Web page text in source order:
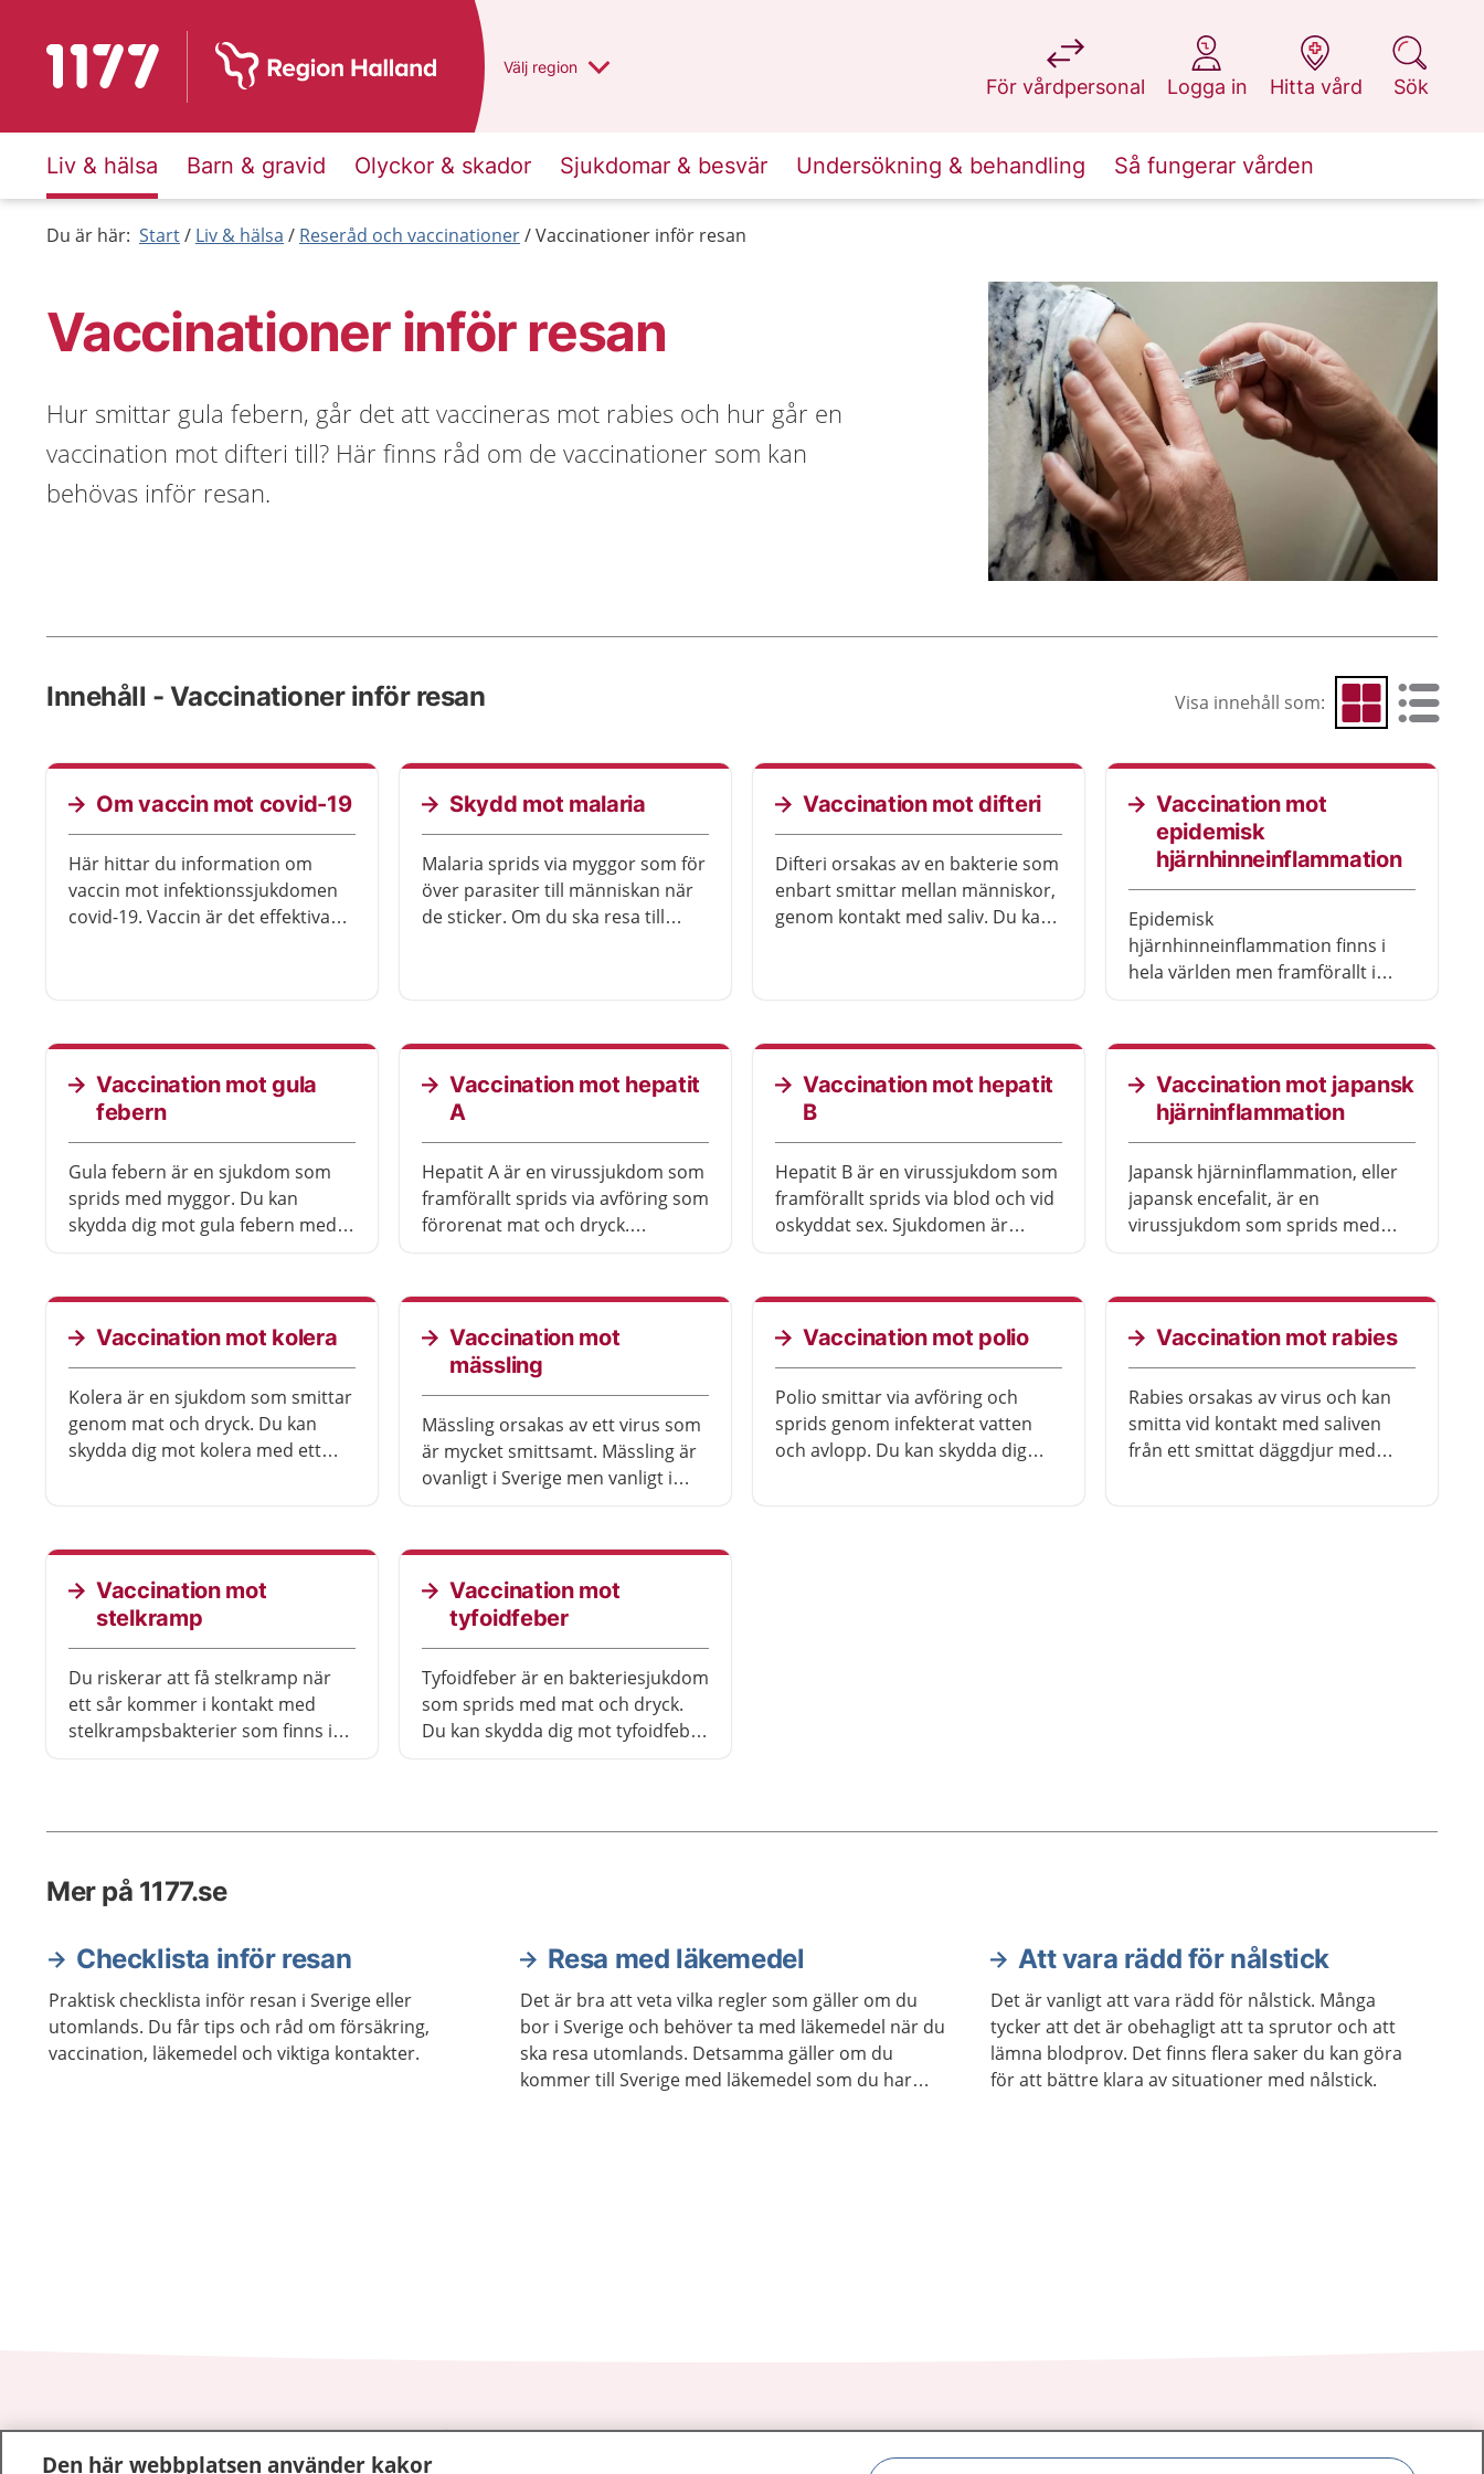
Till startsidan för 1177 Du har valt region
Välj en annan
region
För vårdpersonal
på 1177.se
Logga in
på 1177.se
Hitta vård
på 1177.se
Sök
på 1177.se
Liv & hälsa Barn & gravid Olyckor & skador Sjukdomar & besvär Undersökning & behandling Så fungerar vården
Du är här: Start Liv & hälsa Reseråd och vaccinationer Vaccinationer inför resan
Vaccinationer inför resan
Hur smittar gula febern, går det att vaccineras mot rabies och hur går en
vaccination mot difteri till? Här finns råd om de vaccinationer som kan
behövas inför resan.
Innehåll - Vaccinationer inför resan Visa innehåll som: Visa som rutnät
Visa som
Om vaccin mot covid-19
Här hittar du information om
vaccin mot infektionssjukdomen
covid-19. Vaccin är det effektivaste
Skydd mot malaria
Malaria sprids via myggor som för
över parasiter till människan när
de sticker. Om du ska resa till
Vaccination mot difteri
Difteri orsakas av en bakterie som
enbart smittar mellan människor,
genom kontakt med saliv. Du kan
Vaccination mot
epidemisk
hjärnhinneinflammation
Epidemisk
hjärnhinneinflammation finns i
hela världen men framförallt i
om Sahara under en längre tid
bör du vaccinera dig. Sjukdomen
är ovanlig, men är livshotande och
kan dessutom ge bestående
Vaccination mot gula
febern
Gula febern är en sjukdom som
sprids med myggor. Du kan
skydda dig mot gula febern med
Vaccination mot hepatit
A
Hepatit A är en virussjukdom som
framförallt sprids via avföring som
förorenat mat och dryck.
Vaccination mot hepatit
B
Hepatit B är en virussjukdom som
framförallt sprids via blod och vid
oskyddat sex. Sjukdomen är
Vaccination mot japansk
hjärninflammation
Japansk hjärninflammation, eller
japansk encefalit, är en
virussjukdom som sprids med
östra Asien en längre tid bör du
vaccinera dig. Sjukdomen är
och livshotande för den som
smittas.
Vaccination mot kolera
Kolera är en sjukdom som smittar
genom mat och dryck. Du kan
skydda dig mot kolera med ett
sjukdomen är vanlig. Kolera finns
främst i länder med bristande
hygien och stora floddeltan.
Vaccination mot
mässling
Mässling orsakas av ett virus som
är mycket smittsamt. Mässling är
ovanligt i Sverige men vanligt i
rekommenderas alla och ingår i
det allmänna
vaccinationsprogrammet för
barn.
Vaccination mot polio
Polio smittar via avföring och
sprids genom infekterat vatten
och avlopp. Du kan skydda dig
Vaccination mot rabies
Rabies orsakas av virus och kan
smitta vid kontakt med saliven
från ett smittat däggdjur med
Vaccination mot
stelkramp
Du riskerar att få stelkramp när
ett sår kommer i kontakt med
stelkrampsbakterier som finns i
vaccination rekommenderas för
utomlands.
Vaccination mot
tyfoidfeber
Tyfoidfeber är en bakteriesjukdom
som sprids med mat och dryck.
Du kan skydda dig mot tyfoidfeber
Mer på 1177.se
Checklista inför resan
Praktisk checklista inför resan i Sverige eller
utomlands. Du får tips och råd om försäkring,
vaccination, läkemedel och viktiga kontakter.
Resa med läkemedel
Det är bra att veta vilka regler som gäller om du
bor i Sverige och behöver ta med läkemedel när du
ska resa utomlands. Detsamma gäller om du
kommer till Sverige med läkemedel som du har
Att vara rädd för nålstick
Det är vanligt att vara rädd för nålstick. Många
tycker att det är obehagligt att ta sprutor och att
lämna blodprov. Det finns flera saker du kan göra
för att bättre klara av situationer med nålstick.
1177–tryggt om din hälsa och vård
Den här webbplatsen använder kakor